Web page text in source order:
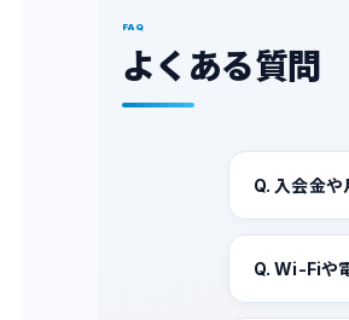
FAQ
よくある質問
Q. 入会金や
Q. Wi-Fiや